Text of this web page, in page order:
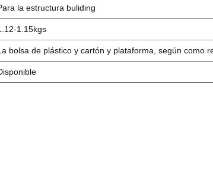
la estructura buliding
1.15kgs
bolsa de plástico y cartón y plataforma, según como